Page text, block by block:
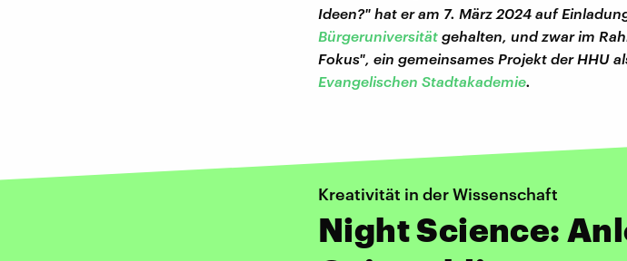
Ideen?" hat er am 7. März 2024 auf
Bürgeruniversität gehalten, und zwar im
Fokus", ein gemeinsames Projekt der HHU
Evangelischen Stadtakademie.
Kreativität in der Wissenschaft
Night Science: